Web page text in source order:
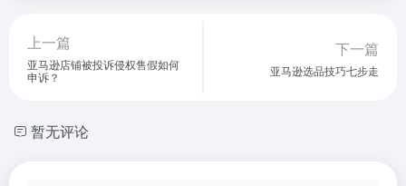
上一篇
亚马逊店铺被投诉侵权售假如何
申诉？
下一篇
亚马逊选品技巧七步走
暂无评论